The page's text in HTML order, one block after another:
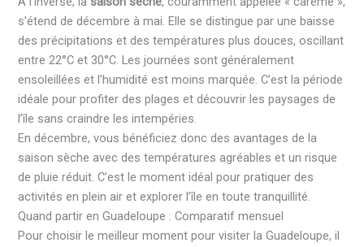
s’étend de décembre à mai. Elle se distingue par une baisse
des précipitations et des températures plus douces, oscillant
entre 22°C et 30°C. Les journées sont généralement
ensoleillées et l’humidité est moins marquée. C’est la période
idéale pour profiter des plages et découvrir les paysages de
l’île sans craindre les intempéries.
En décembre, vous bénéficiez donc des avantages de la
saison sèche avec des températures agréables et un risque
de pluie réduit. C’est le moment idéal pour pratiquer des
activités en plein air et explorer l’île en toute tranquillité.
Quand partir en Guadeloupe : Comparatif mensuel
Pour choisir le meilleur moment pour visiter la Guadeloupe, il